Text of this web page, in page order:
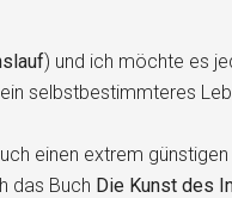
) und ich möchte es
selbstbestimmteres
einen extrem
das Buch Die Kunst des